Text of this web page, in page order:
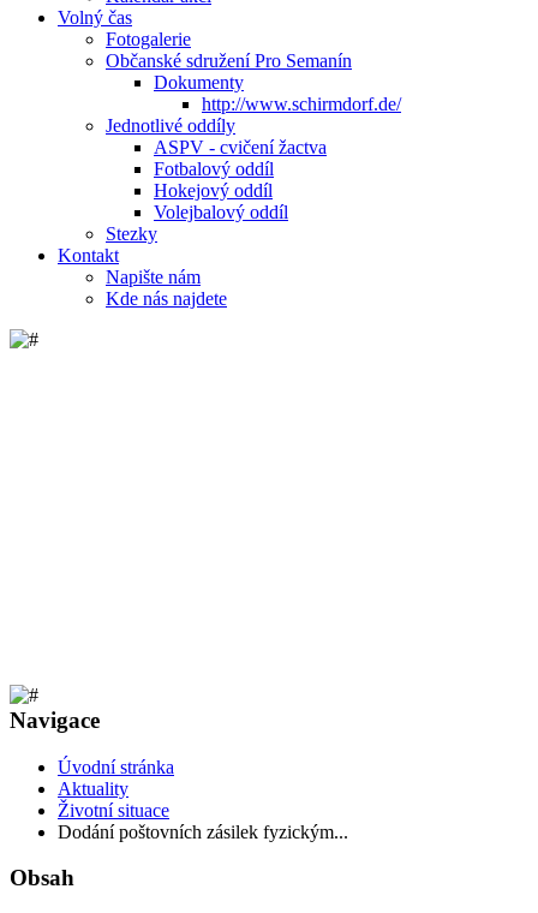
Volný čas
Fotogalerie
Občanské sdružení Pro Semanín
Dokumenty
http://www.schirmdorf.de/
Jednotlivé oddíly
ASPV - cvičení žactva
Fotbalový oddíl
Hokejový oddíl
Volejbalový oddíl
Stezky
Kontakt
Napište nám
Kde nás najdete
Navigace
Úvodní stránka
Aktuality
Životní situace
Dodání poštovních zásilek fyzickým...
Obsah